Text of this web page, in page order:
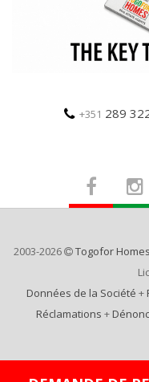
+351 289
2003-2026 Togofor Homes
Données de la Société +
Réclamations +